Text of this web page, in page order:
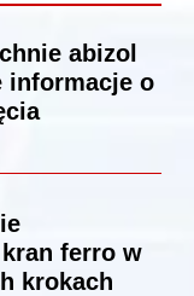
abizol
informacje o
ferro w
krokach